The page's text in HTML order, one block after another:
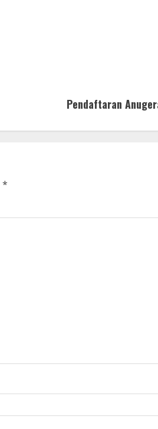
Pendaftaran
*